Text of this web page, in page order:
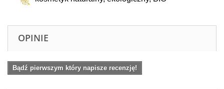
OPINIE
Bądź pierwszym który napisze recenzję!